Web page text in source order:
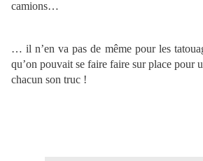
camions…
… il n’en va pas de même pour les
qu’on pouvait se faire faire sur place pour
chacun son truc !